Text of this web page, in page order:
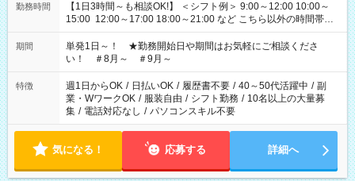
勤務時間
【1日3時間～も相談OK!】 ＜シフト例＞ 9:00～12:00 10:00～
15:00 12:00～17:00 18:00～21:00 など こちら以外の時間帯も
お気軽にご相談ください！
期間
単発1日～！ ★勤務開始日や期間はお気軽にご相談くださ
い！ ＃8月～ ＃9月～
特徴 週1日からOK / 日払いOK / 履歴書不要 / 40～50代活躍中 / 副
業・WワークOK / 服装自由 / シフト勤務 / 10名以上の大量募
集 / 電話対応なし / パソコンスキル不要
気になる！ 応募する 詳細へ